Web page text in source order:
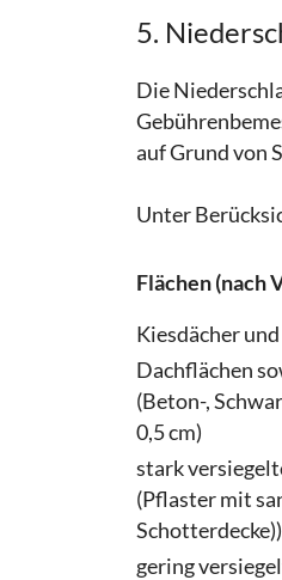
5.
Die
auf Grund von
Unter
Flächen (nach
Kiesdächer
Dachflächen
(Beton-,
0,5 cm)
stark
(Pflaster mit
Schotterdecke))
gering